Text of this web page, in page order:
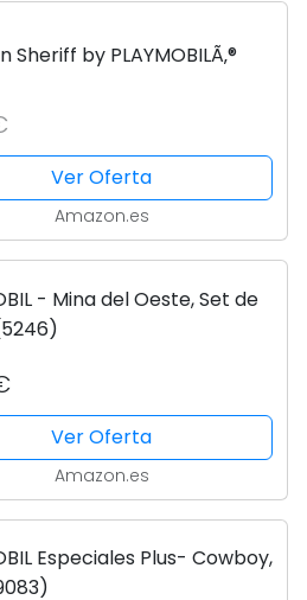
Sheriff by PLAYMOBILÃ‚®
Ver Oferta
Amazon.es
- Mina del Oeste, Set de
Ver Oferta
Amazon.es
Especiales Plus- Cowboy,